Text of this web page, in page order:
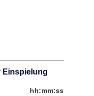
Einspielung
hh:mm:ss